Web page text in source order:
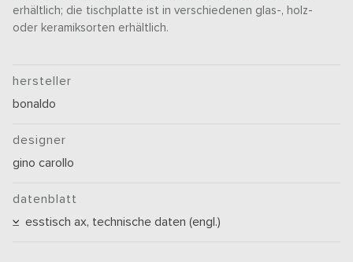
erhältlich; die tischplatte ist in verschiedenen glas-, holz-
oder keramiksorten erhältlich.
hersteller
bonaldo
designer
gino carollo
datenblatt
esstisch ax, technische daten (engl.)